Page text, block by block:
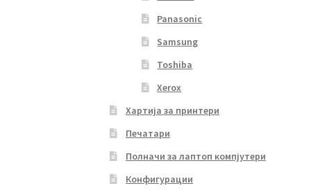
Panasonic
Samsung
Toshiba
Xerox
Хартија за принтери
Печатари
Полначи за лаптоп компјутери
Конфигурации